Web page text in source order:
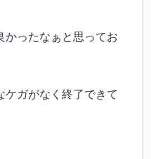
かったなぁと思ってお
ケガがなく終了できて